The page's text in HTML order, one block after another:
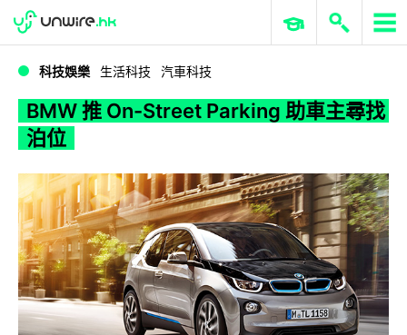
WWDC 2026 ERP 與商業 AI
科技娛樂 生活科技 汽車科技
BMW 推 On-Street Parking 助車主尋找
泊位